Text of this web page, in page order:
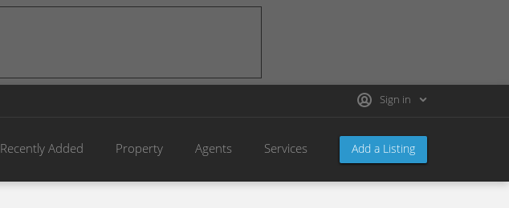
Sign in
Add a Listing
Recently Added Property Agents Services